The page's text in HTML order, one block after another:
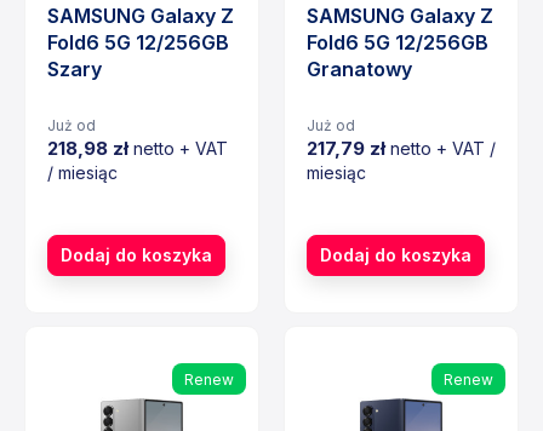
SAMSUNG Galaxy Z
Fold6 5G 12/256GB
Szary
Już od
218,98 złnetto + VAT
/ miesiąc
Dodaj do koszyka
SAMSUNG Galaxy Z
Fold6 5G 12/256GB
Granatowy
Już od
217,79 złnetto + VAT /
miesiąc
Dodaj do koszyka
Renew Renew